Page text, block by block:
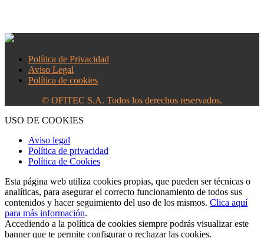
Política de Privacidad
Aviso Legal
Política de cookies
© OFITEC S.A. Todos los derechos reservados.
USO DE COOKIES
Aviso legal
Política de privacidad
Política de Cookies
Esta página web utiliza cookies propias, que pueden ser técnicas o
analíticas, para asegurar el correcto funcionamiento de todos sus
contenidos y hacer seguimiento del uso de los mismos. Clica aquí
para más información.
Accediendo a la política de cookies siempre podrás visualizar este
banner que te permite configurar o rechazar las cookies.